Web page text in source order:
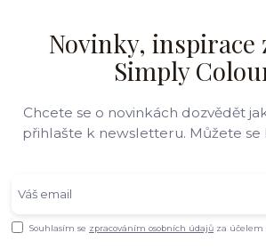
Novinky, inspirace
Simply
Chcete se o novinkách dozvědět
přihlašte k newsletteru. Můžete se
Souhlasím se zpracováním osobních údajů za účelem